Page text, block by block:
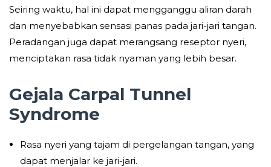
Seiring waktu, hal ini dapat mengganggu aliran darah
dan menyebabkan sensasi panas pada jari-jari tangan.
Peradangan juga dapat merangsang reseptor nyeri,
menciptakan rasa tidak nyaman yang lebih besar.
Gejala Carpal Tunnel
Syndrome
Rasa nyeri yang tajam di pergelangan tangan, yang
dapat menjalar ke jari-jari.